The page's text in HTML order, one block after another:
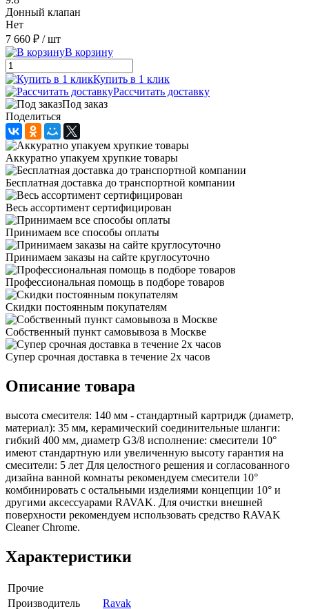
Донный клапан
Нет
7 660 ₽ / шт
В корзину
Купить в 1 клик
Рассчитать доставку
Под заказ
Поделиться
Аккуратно упакуем хрупкие товары
Бесплатная доставка до транспортной компании
Весь ассортимент сертифицирован
Принимаем все способы оплаты
Принимаем заказы на сайте круглосуточно
Профессиональная помощь в подборе товаров
Скидки постоянным покупателям
Собственный пункт самовывоза в Москве
Супер срочная доставка в течение 2х часов
Описание товара
высота смесителя: 140 мм - стандартный картридж (диаметр,
материал): 35 мм, керамический соединительные шланги:
гибкий 400 мм, диаметр G3/8 исполнение: смесители 10°
имеют стандартную или увеличенную высоту гарантия на
смесители: 5 лет Для целостного решения и согласованного
дизайна ванной комнаты рекомендуем смесители 10°
комбинировать с остальными изделиями концепции 10° и
другими аксессуарами RAVAK. Для очистки внешней
поверхности рекомендуем использовать средство RAVAK
Cleaner Chrome.
Характеристики
Прочие
Производитель
Ravak